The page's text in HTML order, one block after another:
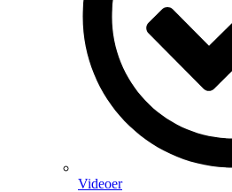
Videoer